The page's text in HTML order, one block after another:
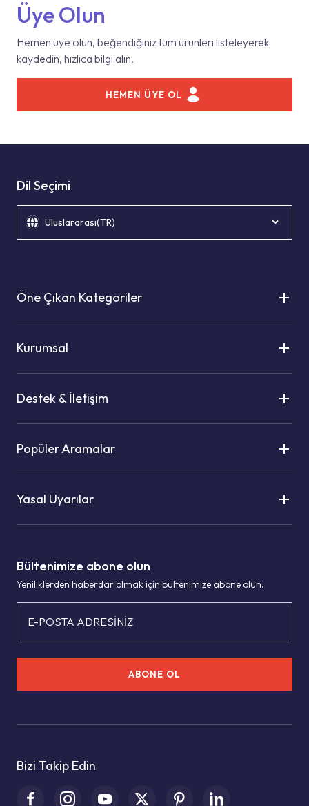
Üye Olun
Hemen üye olun, beğendiğiniz tüm ürünleri listeleyerek
kaydedin, hızlıca bilgi alın.
HEMEN ÜYE OL
Bültenimize abone olun
Yeniliklerden haberdar olmak için bültenimize abone olun.
E-POSTA ADRESİNİZ
ABONE OL
Bizi Takip Edin
Dil Seçimi
Uluslararası(TR)
Öne Çıkan Kategoriler
Kurumsal
Destek & İletişim
Popüler Aramalar
Yasal Uyarılar